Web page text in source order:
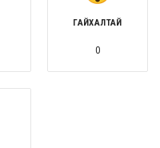
ГАЙХАЛТАЙ
0